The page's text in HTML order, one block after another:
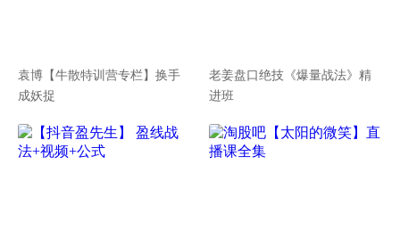
袁博【牛散特训营专栏】换手
成妖捉
老姜盘口绝技《爆量战法》精
进班